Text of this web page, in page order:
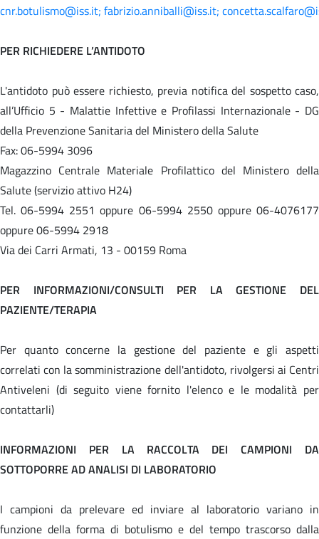
cnr.botulismo@iss.it; fabrizio.anniballi@iss.it;
PER RICHIEDERE L’ANTIDOTO
L'antidoto può essere richiesto, previa notifica del sospetto caso,
all’Ufficio 5 - Malattie Infettive e Profilassi Internazionale - DG
della Prevenzione Sanitaria del Ministero della Salute
Fax: 06-5994 3096
Magazzino Centrale Materiale Profilattico del Ministero della
Salute (servizio attivo H24)
Tel. 06-5994 2551 oppure 06-5994 2550 oppure 06-4076177
oppure 06-5994 2918
Via dei Carri Armati, 13 - 00159 Roma
PER INFORMAZIONI/CONSULTI PER LA GESTIONE DEL
PAZIENTE/TERAPIA
Per quanto concerne la gestione del paziente e gli aspetti
correlati con la somministrazione dell'antidoto, rivolgersi ai Centri
Antiveleni (di seguito viene fornito l'elenco e le modalità per
contattarli)
INFORMAZIONI PER LA RACCOLTA DEI CAMPIONI DA
SOTTOPORRE AD ANALISI DI LABORATORIO
I campioni da prelevare ed inviare al laboratorio variano in
funzione della forma di botulismo e del tempo trascorso dalla